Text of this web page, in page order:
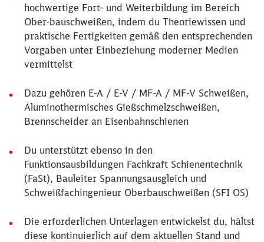
hochwertige Fort- und Weiterbildung im Bereich
Ober-bauschweißen, indem du Theoriewissen und
praktische Fertigkeiten gemäß den entsprechenden
Vorgaben unter Einbeziehung moderner Medien
vermittelst
Dazu gehören E-A / E-V / MF-A / MF-V Schweißen,
Aluminothermisches Gießschmelzschweißen,
Brennscheider an Eisenbahnschienen
Du unterstützt ebenso in den
Funktionsausbildungen Fachkraft Schienentechnik
(FaSt), Bauleiter Spannungsausgleich und
Schweißfachingenieur Oberbauschweißen (SFI OS)
Die erforderlichen Unterlagen entwickelst du, hältst
diese kontinuierlich auf dem aktuellen Stand und